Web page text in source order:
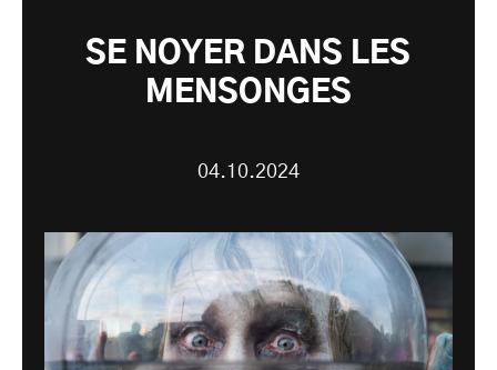
SE NOYER DANS LES
MENSONGES
04.10.2024